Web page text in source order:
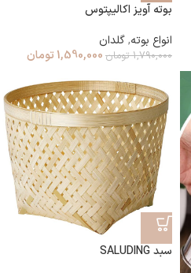
بوته آویز اکالیپتوس
انواع بوته,گلدان
1,790,000 تومان 1,590,000 تومان
سبد SALUDING